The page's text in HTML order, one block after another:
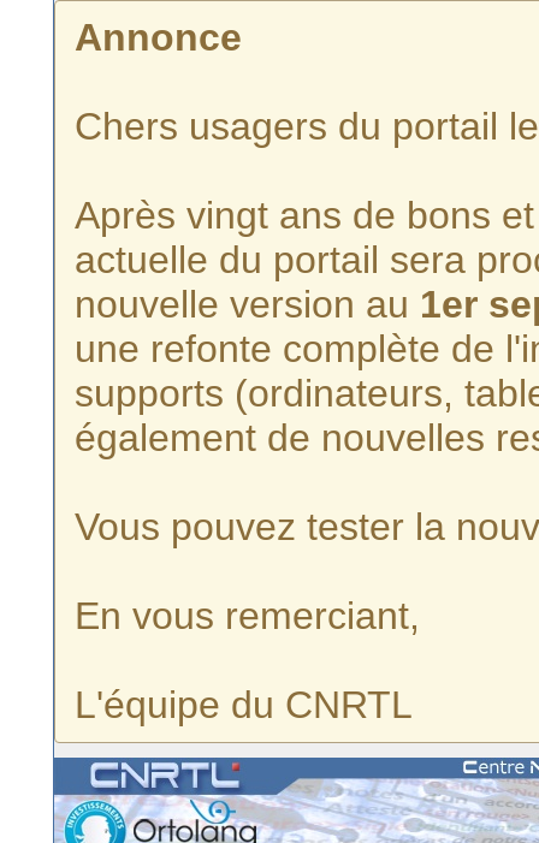
Annonce
Chers usagers du portail
Après vingt ans de bons
actuelle du portail sera
nouvelle version au 1er
une refonte complète de
supports (ordinateurs,
également de nouvelles
Vous pouvez tester la
En vous remerciant,
L'équipe du CNRTL